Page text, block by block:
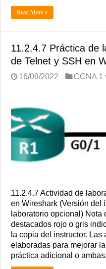
Read More »
11.2.4.7 Práctica de
de Telnet y SSH en
16/09/2022 CCNA 1
11.2.4.7 Actividad de
en Wireshark (Versión del
laboratorio opcional) Nota
destacados rojo o gris
la copia del instructor.
elaboradas para mejorar
práctica adicional o